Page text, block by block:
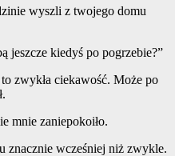
wyszli z twojego domu
jeszcze kiedyś po pogrzebie?”
zwykła ciekawość. Może po
mnie zaniepokoiło.
znacznie wcześniej niż zwykle.